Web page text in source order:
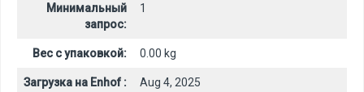
Минимальный
запрос:
1
Вес с упаковкой: 0.00 kg
Загрузка на Enhof : Aug 4, 2025